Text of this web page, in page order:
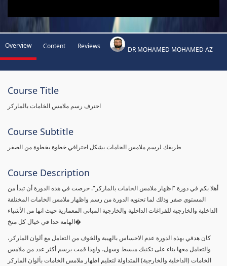
Overview Content Reviews DR MOHAMED MOHAMED AZ
Course Title
احترف رسم ملامس الخامات بالماركر
Course Subtitle
طريقك لرسم ملامس الخامات بشكل احترافي خطوة بخطوة من الصفر
Course Description
أهلا بكم في دورة "اظهار ملامس الخامات بالماركر". حرصت في هذه الدورة أن تبدأ من
المستوي صفر وذلك لما تحتويه الدورة من رسم واظهار ملامس الخامات المختلفة
الداخلية والخارجية للفراغات الداخلية والخارجية المباني المعمارية حيث انها من الأشياء
الهامة جدا في خيال كل متخ�
كان هدفي بهذه الدورة عدم الاحساس بالهيبة والخوف من التعامل مع ألوان الماركر،
والتعامل معها بناء على تكنيك مبسط وسهل، ولهذا قمت برسم أكثر عدد من ملامس
الخامات (الداخلية والخارجية) المتداولة لتعليم اظهار ملامس الخامات بألوان الماركر